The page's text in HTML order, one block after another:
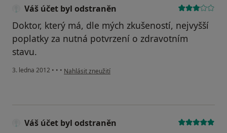
Váš účet byl odstraněn
Doktor, který má, dle mých zkušeností, nejvyšší
poplatky za nutná potvrzení o zdravotním
stavu.
3. ledna 2012 • • • podle názoru uživatele Váš účet byl odstraněn
Nahlásit zneužití
Váš účet byl odstraněn